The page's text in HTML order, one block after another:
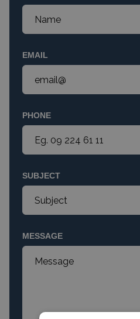
EMAIL
PHONE
SUBJECT
MESSAGE